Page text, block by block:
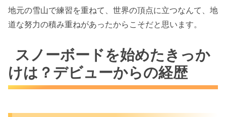
地元の雪山で練習を重ねて、世界の頂点に立つなんて、地
道な努力の積み重ねがあったからこそだと思います。
スノーボードを始めたきっか
けは？デビューからの経歴